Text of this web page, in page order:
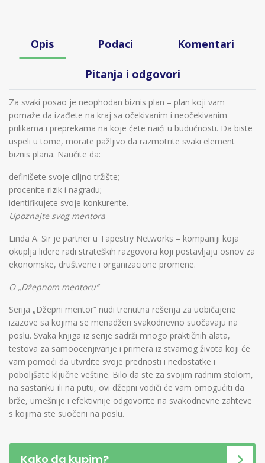
Opis Podaci Komentari
Pitanja i odgovori
Za svaki posao je neophodan biznis plan – plan koji vam
pomaže da izađete na kraj sa očekivanim i neočekivanim
prilikama i preprekama na koje ćete naići u budućnosti. Da biste
uspeli u tome, morate pažljivo da razmotrite svaki element
biznis plana. Naučite da:
definišete svoje ciljno tržište;
procenite rizik i nagradu;
identifikujete svoje konkurente.
Upoznajte svog mentora
Linda A. Sir je partner u Tapestry Networks – kompaniji koja
okuplja lidere radi strateških razgovora koji postavljaju osnov za
ekonomske, društvene i organizacione promene.
O „Džepnom mentoru“
Serija „Džepni mentor“ nudi trenutna rešenja za uobičajene
izazove sa kojima se menadžeri svakodnevno suočavaju na
poslu. Svaka knjiga iz serije sadrži mnogo praktičnih alata,
testova za samoocenjivanje i primera iz stvarnog života koji će
vam pomoći da utvrdite svoje prednosti i nedostatke i
poboljšate ključne veštine. Bilo da ste za svojim radnim stolom,
na sastanku ili na putu, ovi džepni vodiči će vam omogućiti da
brže, umešnije i efektivnije odgovorite na svakodnevne zahteve
s kojima ste suočeni na poslu.
Kako da kupim?